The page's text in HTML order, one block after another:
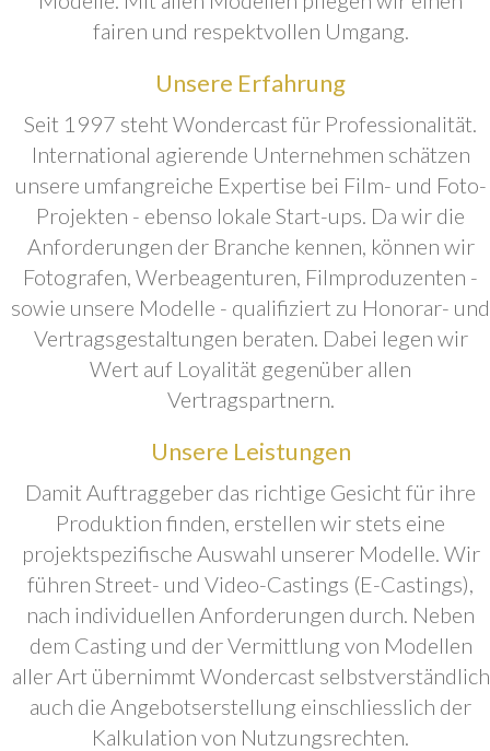
fairen und respektvollen Umgang.
Unsere Erfahrung
Seit 1997 steht Wondercast für Professionalität.
International agierende Unternehmen schätzen
unsere umfangreiche Expertise bei Film- und Foto-
Projekten - ebenso lokale Start-ups. Da wir die
Anforderungen der Branche kennen, können wir
Fotografen, Werbeagenturen, Filmproduzenten -
sowie unsere Modelle - qualifiziert zu Honorar- und
Vertragsgestaltungen beraten. Dabei legen wir
Wert auf Loyalität gegenüber allen
Vertragspartnern.
Unsere Leistungen
Damit Auftraggeber das richtige Gesicht für ihre
Produktion finden, erstellen wir stets eine
projektspezifische Auswahl unserer Modelle. Wir
führen Street- und Video-Castings (E-Castings),
nach individuellen Anforderungen durch. Neben
dem Casting und der Vermittlung von Modellen
aller Art übernimmt Wondercast selbstverständlich
auch die Angebotserstellung einschliesslich der
Kalkulation von Nutzungsrechten.